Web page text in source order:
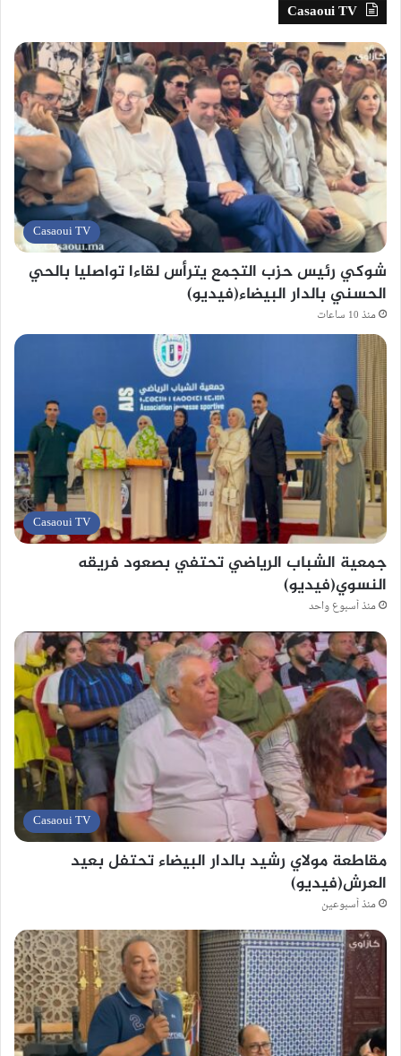
Casaoui TV
Casaoui TV
شوكي رئيس حزب التجمع يترأس لقاءا تواصليا بالحي
الحسني بالدار البيضاء(فيديو)
منذ 10 ساعات
Casaoui TV
جمعية الشباب الرياضي تحتفي بصعود فريقه
النسوي(فيديو)
منذ أسبوع واحد
Casaoui TV
مقاطعة مولاي رشيد بالدار البيضاء تحتفل بعيد
العرش(فيديو)
منذ أسبوعين